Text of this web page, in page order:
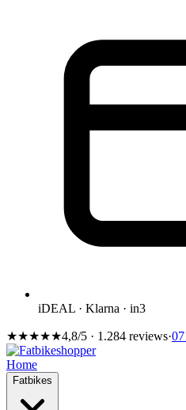
iDEAL · Klarna · in3
★★★★★4,8/5 · 1.284 reviews·
Home
Fatbikes